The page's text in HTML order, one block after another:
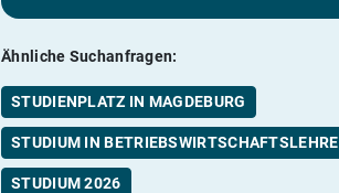
Ähnliche Suchanfragen:
STUDIENPLATZ IN MAGDEBURG
STUDIUM IN BETRIEBSWIRTSCHAFTSLEHRE
STUDIUM 2026